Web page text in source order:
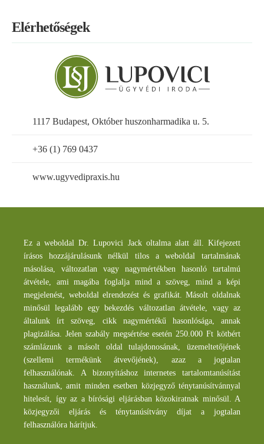
az ügyvéd tevékenységében köteles mindenkor az ügyvédi
az ügyvéd nem működhet közre, ha a közreműködését olyan
jogügylethez kérik, amely jogszabályba ütközik, vagy
jogszabály megkerülésére irányul;
ügyvédet mindenki szabadon választhat;
el, jogi tanácsot ad;
személyes adatainak rögzítését és kezelését az ügyvédi
munka teljesítése teszi szükségessé. Cégalapításnál a
társasági szerződés szerkesztése, lakásvásárlásnál az
adásvételi szerződés ellenjegyzése során szükséges a
személyes adatok rögzítése az okiratokban, illetve azok
továbbítása az illetékes hatóságokhoz (földhivatal,
cégbíróság). Követelés behajtás esetén, felszólító levelek
megírásánál ugyancsak szükségesé válik az ügyfél
személyes adatainak (név és lakcím) közlése az ellenérdekű
féllel. Perek vitelénél ugyancsak közölni kell az ügyfél
adatait a bírósággal vagy más hatósággal.
Az ügyvéd-ügyfél kapcsolatban több jogszabály számos
adatvédelmi kötelezettséget ír elő az ügyvédnek. Ügyfeleink
személyes adatait az alábbi jogszabályok alkalmazása végett
kezeljük:
A pénzmosási tevékenység és a terrorizmus
Elérhetőségek
1117 Budapest, Október huszonharmadika u. 5.
+36 (1) 769 0437
www.ugyvedipraxis.hu
Ez a weboldal Dr. Lupovici Jack oltalma alatt áll. Kifejezett
írásos hozzájárulásunk nélkül tilos a weboldal tartalmának
másolása, változatlan vagy nagymértékben hasonló tartalmú
átvétele, ami magába foglalja mind a szöveg, mind a képi
megjelenést, weboldal elrendezést és grafikát. Másolt oldalnak
minősül legalább egy bekezdés változatlan átvétele, vagy az
általunk írt szöveg, cikk nagymértékű hasonlósága, annak
plagizálása. Jelen szabály megsértése esetén 250.000 Ft kötbért
számlázunk a másolt oldal tulajdonosának, üzemeltetőjének
(szellemi termékünk átvevőjének), azaz a jogtalan
felhasználónak. A bizonyításhoz internetes tartalomtanúsítást
használunk, amit minden esetben közjegyző ténytanúsítvánnyal
hitelesít, így az a bírósági eljárásban közokiratnak minősül. A
közjegyzői eljárás és ténytanúsítvány díjat a jogtalan
felhasználóra hárítjuk.